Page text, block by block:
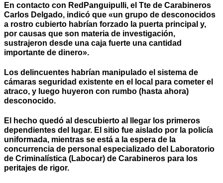
En contacto con RedPanguipulli, el Tte de Carabineros
Carlos Delgado, indicó que «un grupo de desconocidos
a rostro cubierto habrían forzado la puerta principal y,
por causas que son materia de investigación,
sustrajeron desde una caja fuerte una cantidad
importante de dinero».
Los delincuentes habrían manipulado el sistema de
cámaras seguridad existente en el local para cometer el
atraco, y luego huyeron con rumbo (hasta ahora)
desconocido.
El hecho quedó al descubierto al llegar los primeros
dependientes del lugar. El sitio fue aislado por la policía
uniformada, mientras se está a la espera de la
concurrencia de personal especializado del Laboratorio
de Criminalística (Labocar) de Carabineros para los
peritajes de rigor.